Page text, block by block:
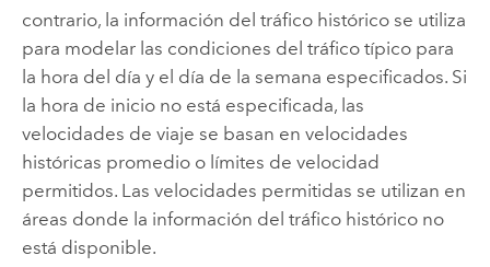
contrario, la información del tráfico histórico se utiliza
para modelar las condiciones del tráfico típico para
la hora del día y el día de la semana especificados. Si
la hora de inicio no está especificada, las
velocidades de viaje se basan en velocidades
históricas promedio o límites de velocidad
permitidos. Las velocidades permitidas se utilizan en
áreas donde la información del tráfico histórico no
está disponible.